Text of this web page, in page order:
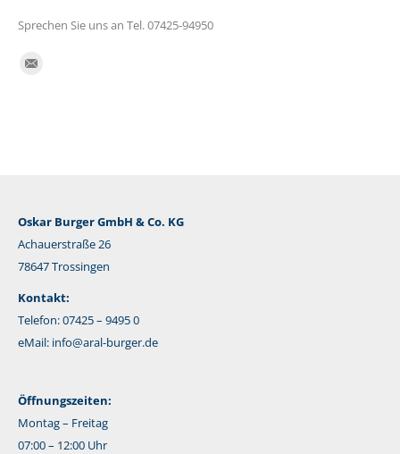
Sprechen Sie uns an Tel. 07425-94950
Finden Sie uns auf:
Oskar Burger GmbH & Co. KG
Achauerstraße 26
78647 Trossingen
Kontakt:
Telefon: 07425 – 9495 0
eMail: info@aral-burger.de
Öffnungszeiten:
Montag – Freitag
07:00 – 12:00 Uhr